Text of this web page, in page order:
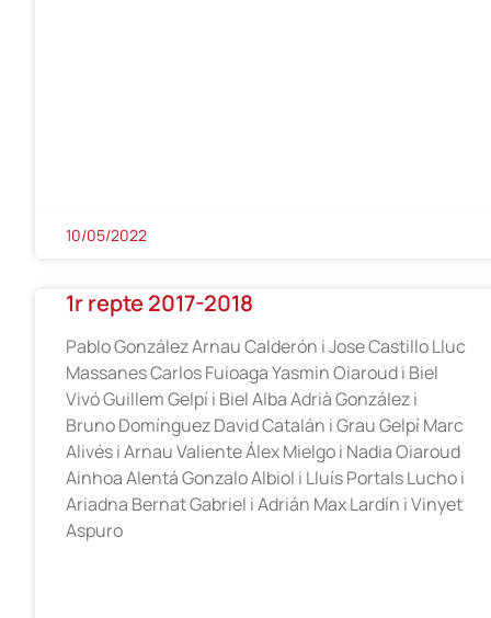
10/05/2022
1r repte 2017-2018
Pablo González Arnau Calderón i Jose Castillo Lluc
Massanes Carlos Fuioaga Yasmin Oiaroud i Biel
Vivó Guillem Gelpí i Biel Alba Adrià González i
Bruno Domínguez David Catalán i Grau Gelpí Marc
Alivés i Arnau Valiente Álex Mielgo i Nadia Oiaroud
Ainhoa Alentá Gonzalo Albiol i Lluís Portals Lucho i
Ariadna Bernat Gabriel i Adrián Max Lardín i Vinyet
Aspuro